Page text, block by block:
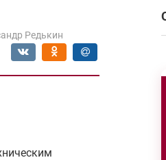
Редькин